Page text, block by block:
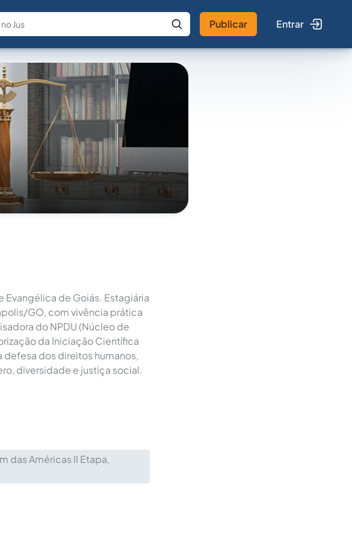
Fale com a IA Buscar no Jus
Publicar Entrar
Evangélica de Goiás. Estagiária
GO, com vivência prática
do NPDU (Núcleo de
da Iniciação Científica
dos direitos humanos,
diversidade e justiça social.
das Américas II Etapa,